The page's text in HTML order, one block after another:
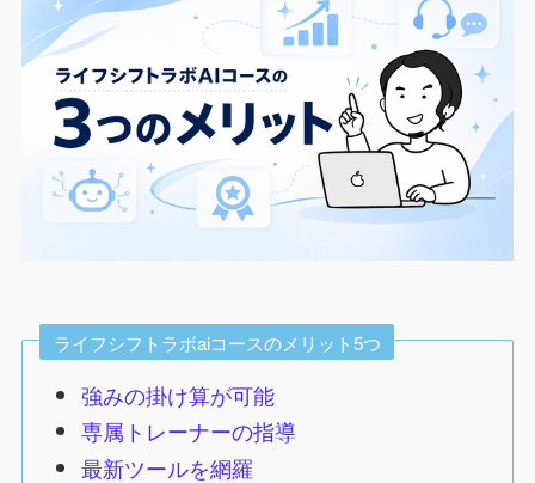
ライフシフトラボaiコースのメリット5つ
強みの掛け算が可能
専属トレーナーの指導
最新ツールを網羅